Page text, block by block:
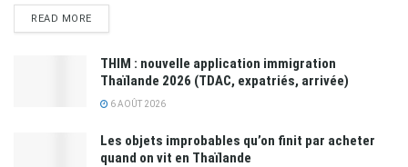
READ MORE
THIM : nouvelle application immigration
Thaïlande 2026 (TDAC, expatriés, arrivée)
6 AOÛT 2026
Les objets improbables qu’on finit par acheter
quand on vit en Thaïlande